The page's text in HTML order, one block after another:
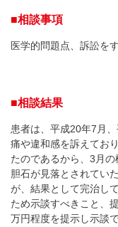
■相談事項
医学的問題点、訴訟を
■相談結果
患者は、平成20年7月
痛や違和感を訴えてお
たのであるから、3月の
胆石が見落とされてい
が、結果として完治し
ため示談すべきこと、
万円程度を提示し示談